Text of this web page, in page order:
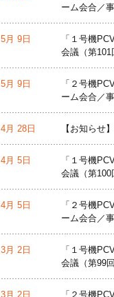
ーム会合／
5月 9日
「１号機
会議（第
5月 9日
「２号機
ーム会合／
4月 28日 【お知らせ
4月 5日
「１号機
会議（第
4月 5日
「２号機
ーム会合／
3月 2日
「１号機
会議（第99
3月 2日
「２号機